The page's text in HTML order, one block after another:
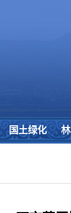
国土绿化